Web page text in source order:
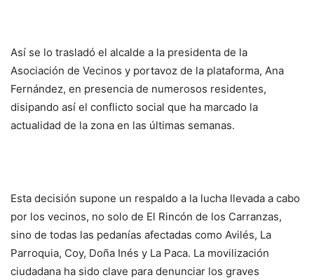
Así se lo trasladó el alcalde a la presidenta de la
Asociación de Vecinos y portavoz de la plataforma, Ana
Fernández, en presencia de numerosos residentes,
disipando así el conflicto social que ha marcado la
actualidad de la zona en las últimas semanas.
Esta decisión supone un respaldo a la lucha llevada a cabo
por los vecinos, no solo de El Rincón de los Carranzas,
sino de todas las pedanías afectadas como Avilés, La
Parroquia, Coy, Doña Inés y La Paca. La movilización
ciudadana ha sido clave para denunciar los graves